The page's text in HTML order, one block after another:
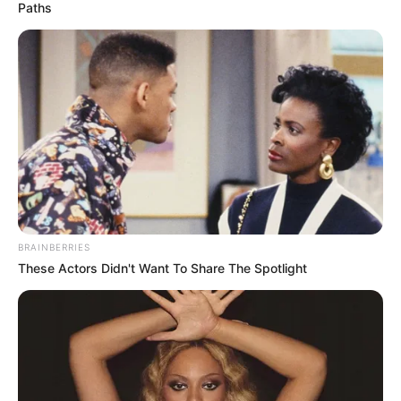
Martes 26 de mayo:
Miércoles 27 de mayo:
Jueves 28 de mayo:
Viernes 29 de mayo:
Eso significa quesi la placa del vehículo finaliza en
alguno de esos números
, no podrácircular en los
horarios establecidospara ese día.
LEA TAMBIÉN
Paso entre Tolima y Caldas tendrá
cambio que esperan miles de
conductores
Paths
BRAINBERRIES
These Actors Didn't Want To Share The Spotlight